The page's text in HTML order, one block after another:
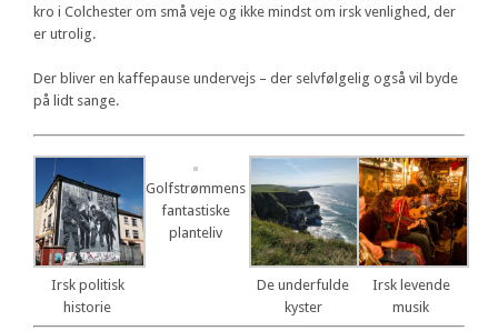
kro i Colchester om små veje og ikke mindst om irsk venlighed, der
er utrolig.
Der bliver en kaffepause undervejs – der selvfølgelig også vil byde
på lidt sange.
Irsk politisk
historie
Golfstrømmens
fantastiske
planteliv
De underfulde
kyster
Irsk levende
musik